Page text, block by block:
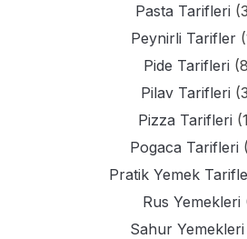
Pasta Tarifleri
Peynirli Tarifler
Pide Tarifleri
Pilav Tarifleri
Pizza Tarifleri
Pogaca Tarifleri
Pratik Yemek
Rus Yemekleri
Sahur Yemekleri